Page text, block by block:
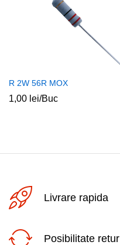
R 2W 56R MOX
1,00 lei/Buc
Livrare rapida
Posibilitate retur